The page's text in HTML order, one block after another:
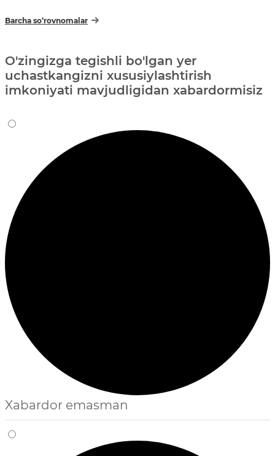
Barcha so‘rovnomalar
O'zingizga tegishli bo'lgan yer
uchastkangizni xususiylashtirish
imkoniyati mavjudligidan xabardormisiz
Xabardor emasman